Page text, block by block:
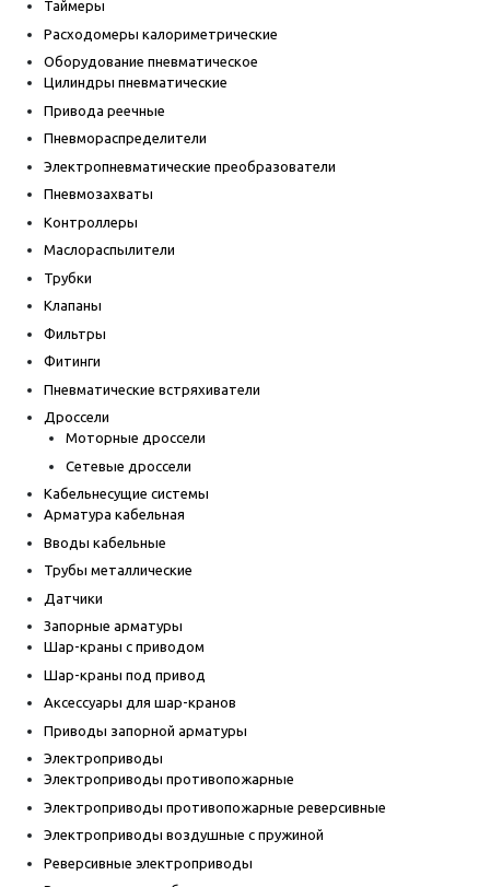
Таймеры
Расходомеры калориметрические
Оборудование пневматическое
Цилиндры пневматические
Привода реечные
Пневмораспределители
Электропневматические преобразователи
Пневмозахваты
Контроллеры
Маслораспылители
Трубки
Клапаны
Фильтры
Фитинги
Пневматические встряхиватели
Дроссели
Моторные дроссели
Сетевые дроссели
Кабельнесущие системы
Арматура кабельная
Вводы кабельные
Трубы металлические
Датчики
Запорные арматуры
Шар-краны с приводом
Шар-краны под привод
Аксессуары для шар-кранов
Приводы запорной арматуры
Электроприводы
Электроприводы противопожарные
Электроприводы противопожарные реверсивные
Электроприводы воздушные с пружиной
Реверсивные электроприводы